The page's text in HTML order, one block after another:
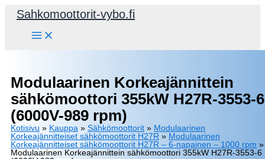
Siirry
Sahkomoottorit-vybo.fi
Modulaarinen Korkeajännittein
sähkömoottori 355kW H27R-3553-6
(6000V-989 rpm)
Kotisivu » Kauppa » Sähkömoottorit » Modulaarinen
Korkeajännitteiset sähkömoottorit H27R » Modulaarinen
Korkeajännitteiset sähkömoottorit H27R – 6-napainen – 1000 rpm »
Modulaarinen Korkeajännittein sähkömoottori 355kW H27R-3553-6